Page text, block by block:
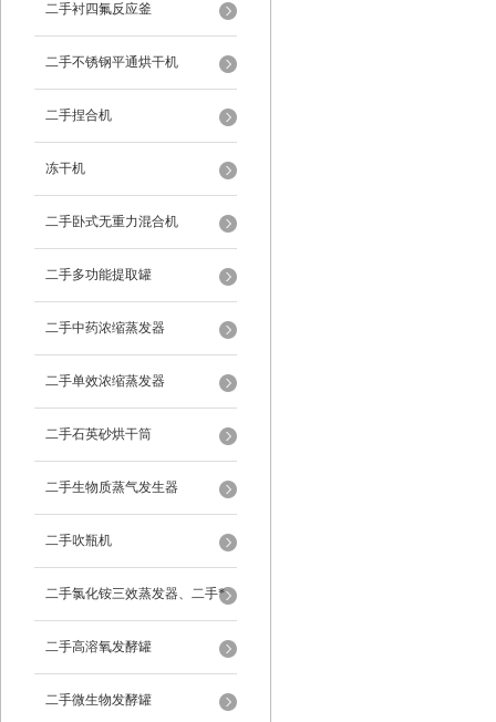
二手衬四氟反应釜
二手不锈钢平通烘干机
二手捏合机
冻干机
二手卧式无重力混合机
二手多功能提取罐
二手中药浓缩蒸发器
二手单效浓缩蒸发器
二手石英砂烘干筒
二手生物质蒸气发生器
二手吹瓶机
二手氯化铵三效蒸发器、二手*
蒸发器
二手高溶氧发酵罐
二手微生物发酵罐